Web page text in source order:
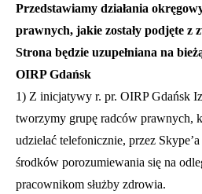
Przedstawiamy działania
prawnych, jakie zostały podjęte z
Strona będzie uzupełniana na
OIRP Gdańsk
1) Z inicjatywy r. pr. OIRP Gdańsk
tworzymy grupę radców prawnych,
udzielać telefonicznie, przez
środków porozumiewania się na
pracownikom służby zdrowia.